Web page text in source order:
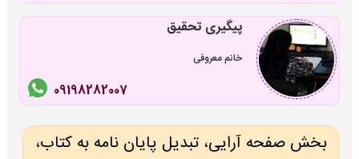
پیگیری تحقیق
خانم معروفی
09198282007
بخش صفحه آرایی، تبدیل پایان نامه به کتاب،